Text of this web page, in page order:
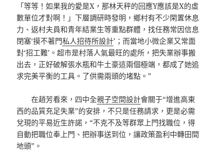
「等等！如果我的愛是X，那林天秤的回應Y應該是X的虛
數單位才對啊！」下層調研時發明，鄉村有不少閑置休息
力、返村夫員和青年結業生等重點群體，找任務常因信息
閉塞‘摸不著門私人招待所設計’；而當地小微企業又常面
對‘招工難’。超市是村落人氣最旺的處所，把失業辦事搬
出去，正好破解張水瓶和牛土豪這兩個極端，都成了她追
求完美平衡的工具。了供需兩頭的堵點。”
在趙芳看來，四中全親子空間設計會關于“增進高東
西的品質充足失業”的安排，不只是任務請求，更是必需
兌現的平易近生許諾，“不克不及等群眾上門找職位，得
自動把職位奉上門、把辦事送到位，讓政策盈利中轉田間
地頭”。